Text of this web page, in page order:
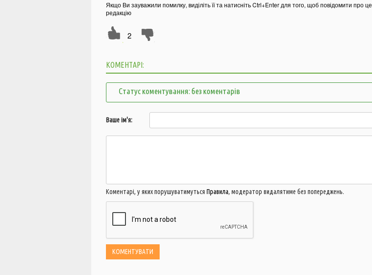
Якщо Ви зауважили помилку, виділіть її та натисніть Ctrl+Enter для того, щоб повідомити про це
редакцію
2
КОМЕНТАРІ:
Статус коментування: без коментарів
Ваше ім'я:
Коментарі, у яких порушуватимуться Правила, модератор видалятиме без попереджень.